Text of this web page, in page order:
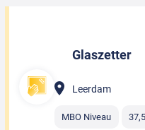
Glaszetter
Leerdam
MBO Niveau